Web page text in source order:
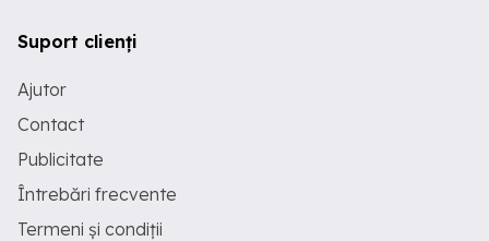
Suport clienți
Ajutor
Contact
Publicitate
Întrebări frecvente
Termeni și condiții